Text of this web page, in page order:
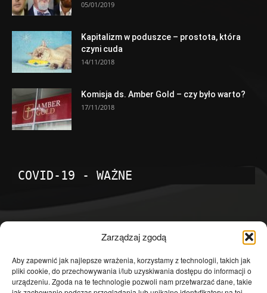
Zarządzaj zgodą
Aby zapewnić jak najlepsze wrażenia, korzystamy z technologii, takich jak
pliki cookie, do przechowywania i/lub uzyskiwania dostępu do informacji o
urządzeniu. Zgoda na te technologie pozwoli nam przetwarzać dane, takie
05/01/2019
Kapitalizm w poduszce – prostota, która
czyni cuda
14/11/2018
Komisja ds. Amber Gold – czy było warto?
17/11/2018
COVID-19 - WAŻNE
Temat dnia
4602
Publicystyka
4364